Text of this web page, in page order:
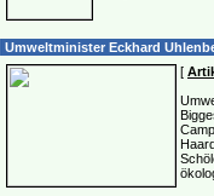
Umweltminister Eckhard
[